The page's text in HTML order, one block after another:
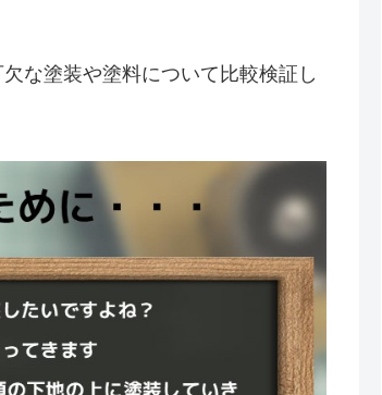
な塗装や塗料について比較検証し